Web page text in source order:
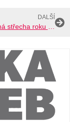
DALŠÍ
Soutěž Zelená střecha roku 2026